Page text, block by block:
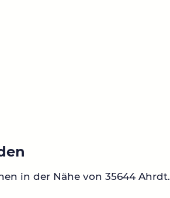
in der Nähe von 35644 Ahrdt.